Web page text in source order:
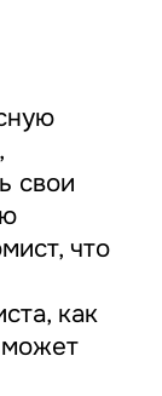
свои
что
как